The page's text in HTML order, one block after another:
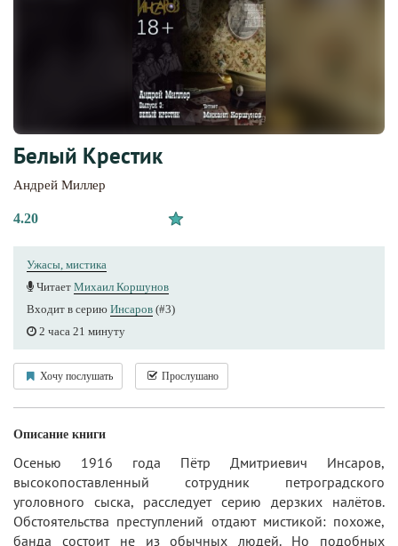
Белый Крестик
Андрей Миллер
4.20
Ужасы, мистика
Читает Михаил Коршунов
Входит в серию Инсаров (#3)
2 часа 21 минуту
Хочу послушать Прослушано
Описание книги
Осенью 1916 года Пётр Дмитриевич Инсаров,
высокопоставленный сотрудник петроградского
уголовного сыска, расследует серию дерзких налётов.
Обстоятельства преступлений отдают мистикой: похоже,
банда состоит не из обычных людей. Но подобных